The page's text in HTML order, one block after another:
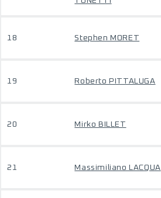
18 Stephen MORET
19 Roberto PITTALUGA
20 Mirko BILLET
21 Massimiliano LACQUA